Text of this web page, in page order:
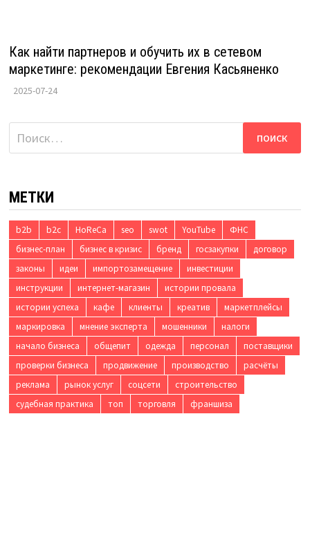
Как найти партнеров и обучить их в сетевом
маркетинге: рекомендации Евгения Касьяненко
2025-07-24
Найти:
МЕТКИ
b2b b2c HoReCa seo swot YouTube
ФНС
бизнес-план
бизнес в кризис бренд госзакупки
договор
законы
идеи импортозамещение
инвестиции
инструкции
интернет-магазин
истории провала
истории успеха
кафе клиенты креатив
маркетплейсы
маркировка
мнение эксперта мошенники
налоги
начало бизнеса
общепит одежда персонал
поставщики
проверки бизнеса
продвижение производство
расчёты
реклама
рынок услуг соцсети
строительство
судебная практика
топ торговля франшиза